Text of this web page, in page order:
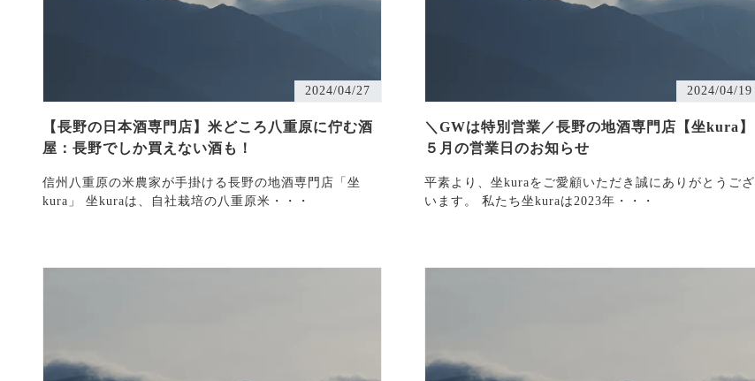
2024/04/27
【長野の日本酒専門店】米どころ八重原に佇む酒
屋：長野でしか買えない酒も！
信州八重原の米農家が手掛ける長野の地酒専門店「坐
kura」 坐kuraは、自社栽培の八重原米・・・
2024/04/19
＼GWは特別営業／長野の地酒専門店【坐kura】
５月の営業日のお知らせ
平素より、坐kuraをご愛顧いただき誠にありがとうござ
います。 私たち坐kuraは2023年・・・